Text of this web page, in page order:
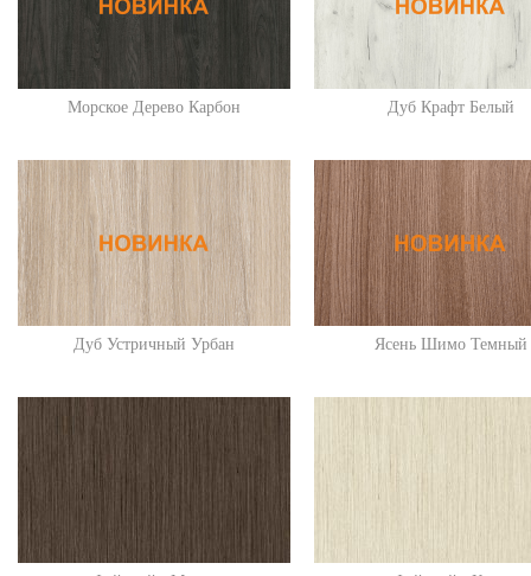
Морское Дерево Карбон Дуб Крафт Белый
Дуб Устричный Урбан Ясень Шимо Темный